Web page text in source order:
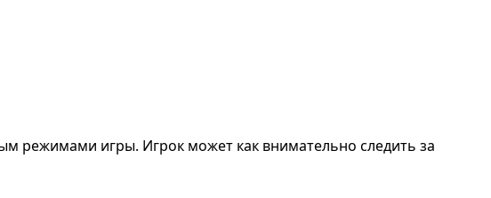
режимами игры. Игрок может как внимательно следить за